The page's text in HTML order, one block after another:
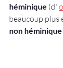
héminique (d'
beaucoup plus
non héminique